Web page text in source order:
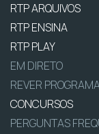
RTP ARQUIVOS
RTP ENSINA
RTP PLAY
EM DIRETO
REVER
CONCURSOS
PERGUNTAS